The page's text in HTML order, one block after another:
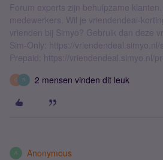
Forum experts zijn behulpzame
medewerkers. Wil je vriendendeal-
vrienden bij Simyo? Gebruik dan deze
Sim-Only: https://
Prepaid: https://vriendendeal.simyo.nl/
G R 2 mensen vinden dit leuk
A Anonymous